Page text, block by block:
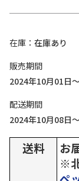
在庫
在庫あり
販売期間
2024年10月01日
配送期間
2024年10月08日
送料
お
※